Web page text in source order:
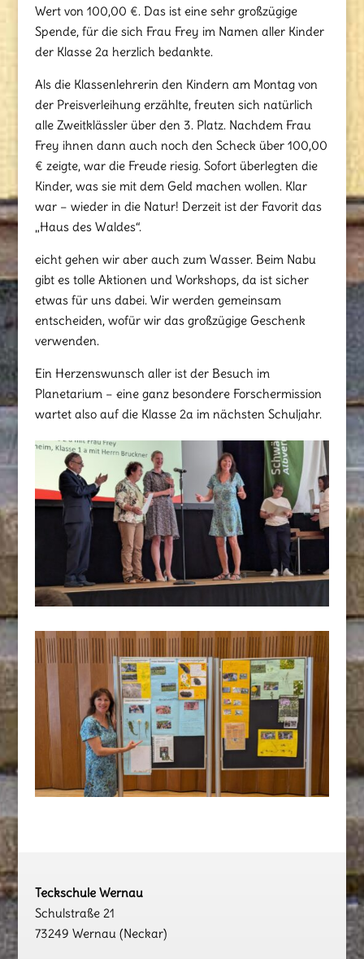
Wert von 100,00 €. Das ist eine sehr großzügige
Spende, für die sich Frau Frey im Namen aller Kinder
der Klasse 2a herzlich bedankte.
Als die Klassenlehrerin den Kindern am Montag von
der Preisverleihung erzählte, freuten sich natürlich
alle Zweitklässler über den 3. Platz. Nachdem Frau
Frey ihnen dann auch noch den Scheck über 100,00
€ zeigte, war die Freude riesig. Sofort überlegten die
Kinder, was sie mit dem Geld machen wollen. Klar
war – wieder in die Natur! Derzeit ist der Favorit das
„Haus des Waldes“.
eicht gehen wir aber auch zum Wasser. Beim Nabu
gibt es tolle Aktionen und Workshops, da ist sicher
etwas für uns dabei. Wir werden gemeinsam
entscheiden, wofür wir das großzügige Geschenk
verwenden.
Ein Herzenswunsch aller ist der Besuch im
Planetarium – eine ganz besondere Forschermission
wartet also auf die Klasse 2a im nächsten Schuljahr.
Teckschule Wernau
Schulstraße 21
73249 Wernau (Neckar)